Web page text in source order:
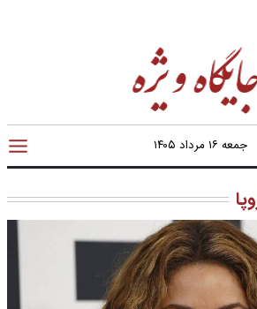
جمعه ۱۶ مرداد ۱۴۰۵